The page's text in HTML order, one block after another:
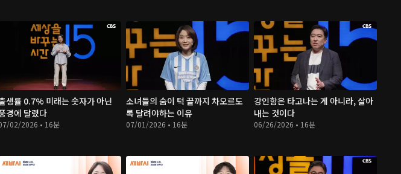
생률 0.7% 미래는 숫자가 아닌
경에 달렸다
02/2026 • 16분
소녀들의 숨이 턱 끝까지 차오르도
록 달려야하는 이유
07/01/2026 • 16분
강인함은 타고나는 게 아니라, 살아
내는 것이다
06/26/2026 • 16분